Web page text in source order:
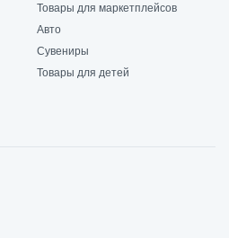
Товары для маркетплейсов
Авто
Сувениры
Товары для детей